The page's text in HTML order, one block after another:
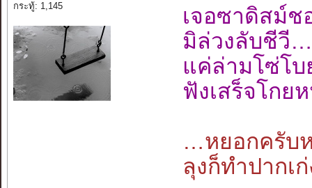
กระทู้: 1,145
เจอซาดิส
มิล่วงลับชี
แค่ล่ามโซ่โ
ฟังเสร็จโก
…หยอกครับห
ลุงก็ทำปากเ